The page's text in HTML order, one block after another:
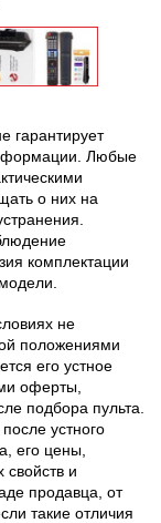
гарантирует
Любые
о них на
комплектации
не
положениями
его устное
оферты,
подбора пульта.
устного
его цены,
свойств и
продавца, от
такие отличия